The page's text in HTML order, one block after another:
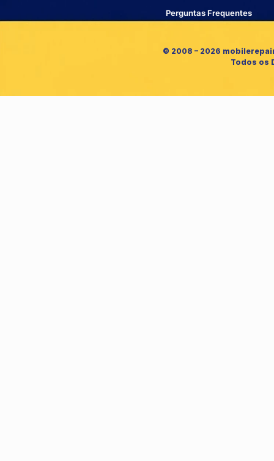
Perguntas Frequentes
© 2008 – 2026
Todos os